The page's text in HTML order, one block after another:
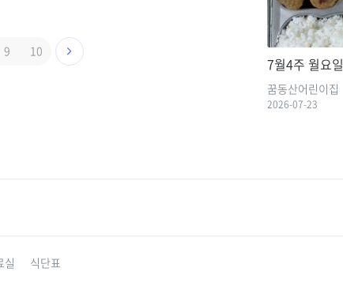
9 10
7월4주 월요일
꿈동산어린이집
2026-07-23
실 식단표